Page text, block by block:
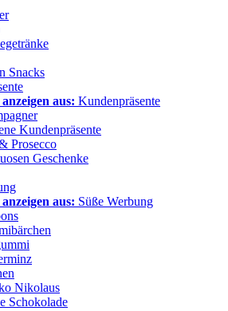
Snacks
aus: Kundenpräsente
Kundenpräsente
Prosecco
Geschenke
aus: Süße Werbung
Nikolaus
Schokolade